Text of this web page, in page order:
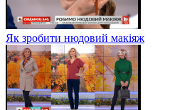
Як зробити нюдовий макіяж